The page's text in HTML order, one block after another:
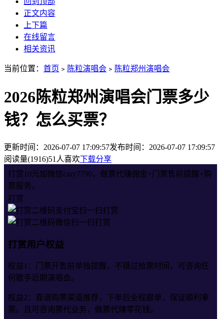
正文内容
上下篇
在线留言
相关资讯
当前位置： 首页 ﹥ 陈粒演唱会 ﹥ 陈粒郑州演唱会
2026陈粒郑州演唱会门票多少
钱？怎么买票？
更新时间：2026-07-07 17:09:57发布时间：2026-07-07 17:09:57
阅读量(1916)51人喜欢下载分享
打赏 10元加微信cary7790，做票代赚佣金+门票售前提醒+购
票服务。
打赏
支付宝扫一扫打赏
微信扫一扫打赏
打赏用户权益
权益1：门票开售前单独提醒，不错过抢票时间，可咨询任
何歌手近期演唱会。
权益2：靠谱购票渠道推荐，下单后全程跟单，保证顺利拿
票。且可咨询票代业务，做票代赚零花钱。